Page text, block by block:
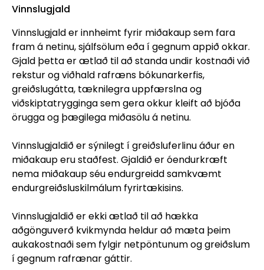
Vinnslugjald
Vinnslugjald er innheimt fyrir miðakaup sem fara
fram á netinu, sjálfsölum eða í gegnum appið okkar.
Gjald þetta er ætlað til að standa undir kostnaði við
rekstur og viðhald rafræns bókunarkerfis,
greiðslugátta, tæknilegra uppfærslna og
viðskiptatrygginga sem gera okkur kleift að bjóða
örugga og þægilega miðasölu á netinu.
Vinnslugjaldið er sýnilegt í greiðsluferlinu áður en
miðakaup eru staðfest. Gjaldið er óendurkræft
nema miðakaup séu endurgreidd samkvæmt
endurgreiðsluskilmálum fyrirtækisins.
Vinnslugjaldið er ekki ætlað til að hækka
aðgönguverð kvikmynda heldur að mæta þeim
aukakostnaði sem fylgir netpöntunum og greiðslum
í gegnum rafrænar gáttir.